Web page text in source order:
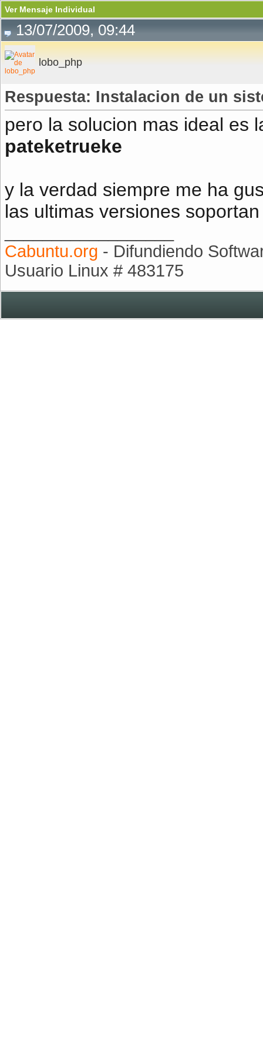
Ver Mensaje Individual
13/07/2009, 09:44
lobo_php
Respuesta: Instalacion de un
pero la solucion mas ideal es
pateketrueke
y la verdad siempre me ha
las ultimas versiones
Cabuntu.org - Difundiendo
Usuario Linux # 483175